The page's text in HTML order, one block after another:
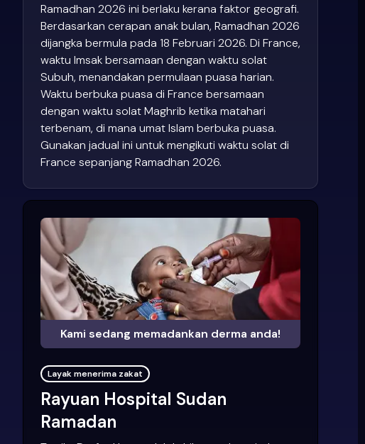
Ramadhan 2026 ini berlaku kerana faktor geografi.
Berdasarkan cerapan anak bulan, Ramadhan 2026
dijangka bermula pada 18 Februari 2026. Di France,
waktu Imsak bersamaan dengan waktu solat
Subuh, menandakan permulaan puasa harian.
Waktu berbuka puasa di France bersamaan
dengan waktu solat Maghrib ketika matahari
terbenam, di mana umat Islam berbuka puasa.
Gunakan jadual ini untuk mengikuti waktu solat di
France sepanjang Ramadhan 2026.
Kami sedang memadankan derma anda!
Layak menerima zakat
Rayuan Hospital Sudan
Ramadan